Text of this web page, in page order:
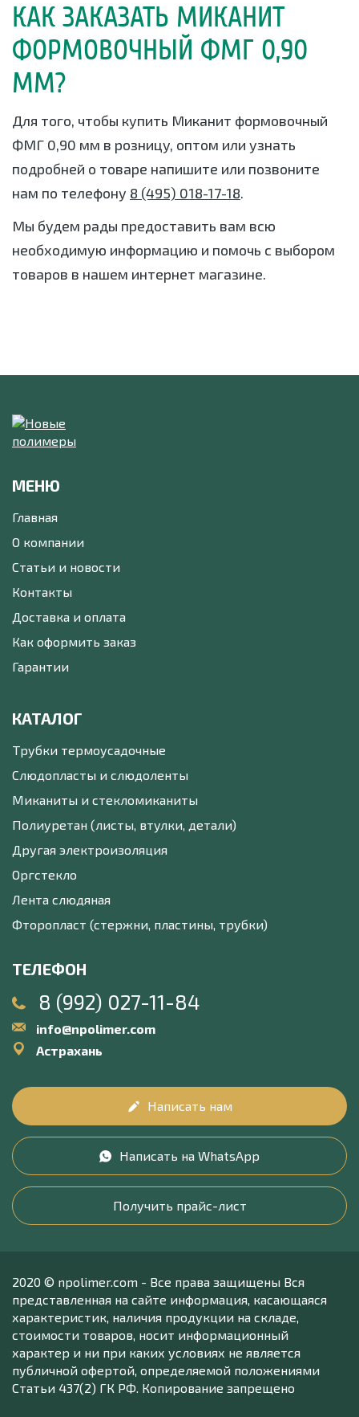
КАК ЗАКАЗАТЬ МИКАНИТ
ФОРМОВОЧНЫЙ ФМГ 0,90
ММ?
Для того, чтобы купить Миканит формовочный
ФМГ 0,90 мм в розницу, оптом или узнать
подробней о товаре напишите или позвоните
нам по телефону 8 (495) 018-17-18.
Мы будем рады предоставить вам всю
необходимую информацию и помочь с выбором
товаров в нашем интернет магазине.
МЕНЮ
Главная
О компании
Статьи и новости
Контакты
Доставка и оплата
Как оформить заказ
Гарантии
КАТАЛОГ
Трубки термоусадочные
Слюдопласты и слюдоленты
Миканиты и стекломиканиты
Полиуретан (листы, втулки, детали)
Другая электроизоляция
Оргстекло
Лента слюдяная
Фторопласт (стержни, пластины, трубки)
ТЕЛЕФОН
8 (992) 027-11-84
info@npolimer.com
Астрахань
Написать нам
Написать на WhatsApp
Получить прайс-лист
2020 © npolimer.com - Все права защищены Вся
представленная на сайте информация, касающаяся
характеристик, наличия продукции на складе,
стоимости товаров, носит информационный
характер и ни при каких условиях не является
публичной офертой, определяемой положениями
Статьи 437(2) ГК РФ. Копирование запрещено